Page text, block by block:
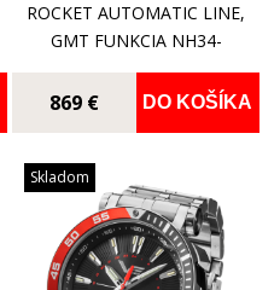
ROCKET AUTOMATIC LINE,
GMT FUNKCIA NH34-
575A717
869 € DO KOŠÍKA
Skladom